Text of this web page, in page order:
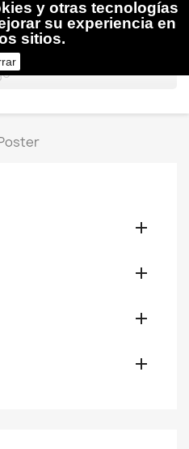




y otras tecnologías
su experiencia en
sitios.